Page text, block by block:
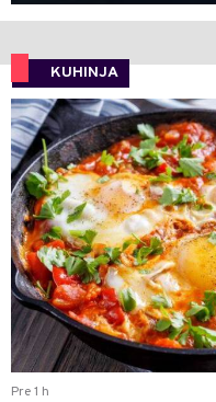
KUHINJA
Pre 1 h